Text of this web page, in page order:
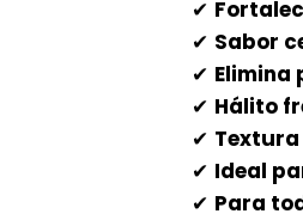
✔
✔ Sabor
✔ Elimina
✔ Hálito
✔
✔ Ideal
✔ Para